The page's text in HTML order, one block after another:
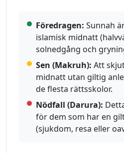
Föredragen: Sunnah
islamisk midnatt
solnedgång och
Sen (Makruh): Att
midnatt utan giltig
de flesta rättsskolor.
Nödfall (Darura):
för dem som har en
(sjukdom, resa eller